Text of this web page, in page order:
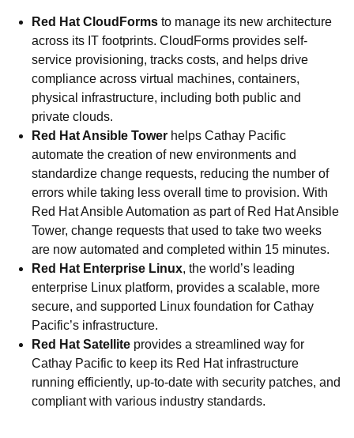
Red Hat CloudForms to manage its new architecture
across its IT footprints. CloudForms provides self-
service provisioning, tracks costs, and helps drive
compliance across virtual machines, containers,
physical infrastructure, including both public and
private clouds.
Red Hat Ansible Tower helps Cathay Pacific
automate the creation of new environments and
standardize change requests, reducing the number of
errors while taking less overall time to provision. With
Red Hat Ansible Automation as part of Red Hat Ansible
Tower, change requests that used to take two weeks
are now automated and completed within 15 minutes.
Red Hat Enterprise Linux, the world’s leading
enterprise Linux platform, provides a scalable, more
secure, and supported Linux foundation for Cathay
Pacific’s infrastructure.
Red Hat Satellite provides a streamlined way for
Cathay Pacific to keep its Red Hat infrastructure
running efficiently, up-to-date with security patches, and
compliant with various industry standards.